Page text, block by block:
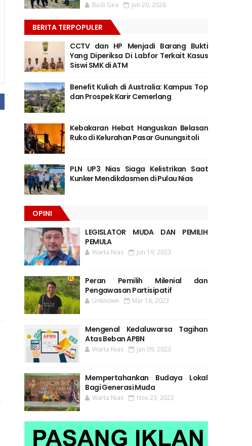
Budi Gea Jun 20, 2026
BERITA TERPOPULER
CCTV dan HP Menjadi Barang Bukti
Yang Diperiksa Di Labfor Terkait Kasus
Siswi SMK di ATM
Benefit Kuliah di Australia: Kampus Top
dan Prospek Karir Cemerlang
Kebakaran Hebat Hanguskan Belasan
Ruko di Kelurahan Pasar Gunungsitoli
PLN UP3 Nias Siaga Kelistrikan Saat
Kunker Mendikdasmen di Pulau Nias
OPINI
LEGISLATOR MUDA DAN PEMILIH
PEMULA
Warta Nias Jun 19, 2023
Peran Pemilih Milenial dan
Pengawasan Partisipatif
Unknown Mar 18, 2023
Mengenal Kedaluwarsa Tagihan
Atas Beban APBN
Warta Nias Jan 09, 2023
Mempertahankan Budaya Lokal
Bagi Generasi Muda
Warta Nias Nov 23, 2022